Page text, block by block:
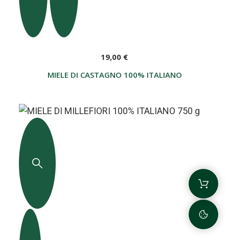
MIELE DI CASTAGNO 100% ITALIANO 750 G
19,00 €